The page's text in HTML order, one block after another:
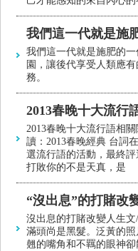
我們這一代就是施
我們這一代就是施肥的
園，讓後代享受人類應
務。
2013春晚十大流行
2013春晚十大流行語相
讀：2013春晚經典 台詞
選流行語的活動，最終評
打敗你的不是天真，是
“沒出息”的打賭改
沒出息的打賭改變人生
滿頭尚是黑髮。泛黃的
翹的嘴角和不羈的眼神